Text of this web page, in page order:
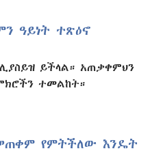
ዓይነት ተጽዕኖ
ይችላል። አጠቃቀምህን
ተመልከት።
የምትችለው እንዴት